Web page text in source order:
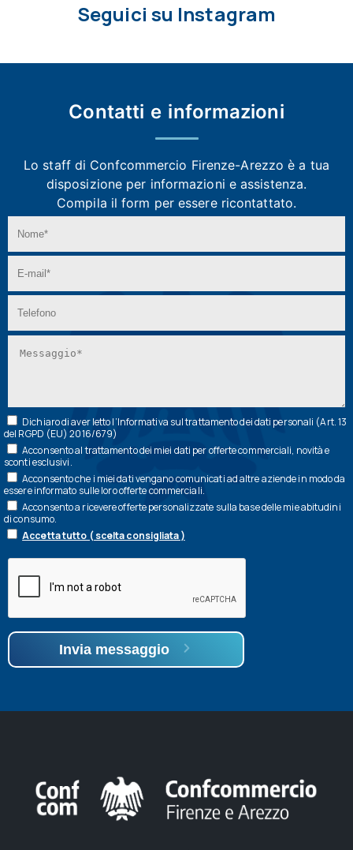
Seguici su Instagram
Contatti e informazioni
Lo staff di Confcommercio Firenze-Arezzoè a tua
disposizione per informazioni e assistenza.
Compila il form per essere ricontattato.
Dichiaro di aver letto l’Informativa sul trattamento dei dati personali (Art. 13
del RGPD (EU) 2016/679)
Acconsento al trattamento dei miei dati per offerte commerciali, novità e
sconti esclusivi.
Acconsento che i miei dati vengano comunicati ad altre aziende in modo da
essere informato sulle loro offerte commerciali.
Acconsento a ricevere offerte personalizzate sulla base delle mie abitudini
di consumo.
Accetta tutto ( scelta consigliata )
Invia messaggio